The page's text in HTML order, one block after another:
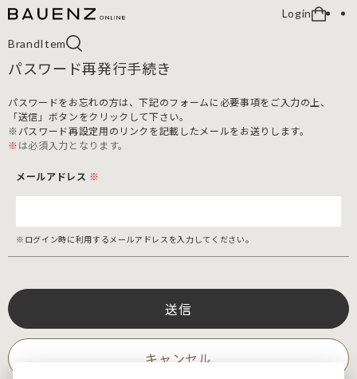
Login
BrandItem
パスワード再発行手続き
パスワードをお忘れの方は、下記のフォームに必要事項をご入力の上、
「送信」ボタンをクリックして下さい。
※パスワード再設定用のリンクを記載したメールをお送りします。
※は必須入力となります。
メールアドレス ※
※ログイン時に利用するメールアドレスを入力してください。
送信
キャンセル